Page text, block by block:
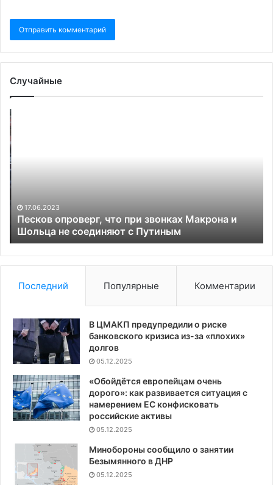
Случайные
Песков
опроверг,
что
при
звонках
Макрона
Шольца
не
соединяют
с
Путиным
17.06.2023
Песков опроверг, что при звонках Макрона и
Шольца не соединяют с Путиным
Последний Популярные Комментарии
В ЦМАКП предупредили о риске
банковского кризиса из-за «плохих»
долгов
05.12.2025
«Обойдётся европейцам очень
дорого»: как развивается ситуация с
намерением ЕС конфисковать
российские активы
05.12.2025
Минобороны сообщило о занятии
Безымянного в ДНР
05.12.2025